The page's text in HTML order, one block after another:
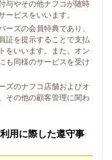
与やその他ナフコが随時
ービスをいいます。
ーズの会員特典であり、
証を提示することで支払
をいいます。また、オン
も同様のサービスを受け
ズのナフコ店舗およびオ
その他の顧客管理に関わ
用に際した遵守事